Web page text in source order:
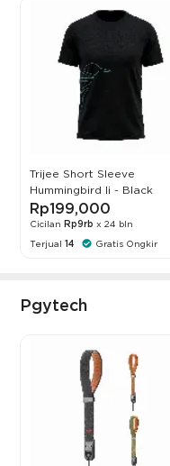
Trijee Short Sleeve
Hummingbird Ii - Black
Rp199,000
Cicilan Rp9rb x 24 bln
Terjual14 Gratis Ongkir
Pgytech